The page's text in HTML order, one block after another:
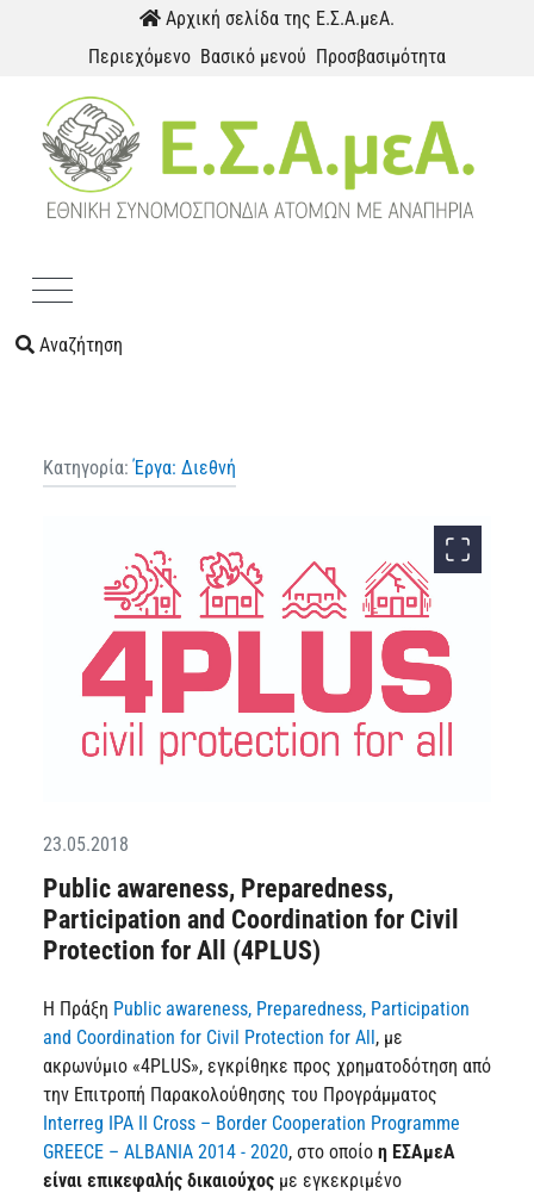
Παράκαμψη προς το περιεχόμενοΑρχική σελίδα της Ε.Σ.Α.μεΑ.
Περιεχόμενο Βασικό μενού Προσβασιμότητα
Αναζήτηση
Κατηγορία: Έργα: Διεθνή
23.05.2018
Public awareness, Preparedness,
Participation and Coordination for Civil
Protection for All (4PLUS)
Η Πράξη Public awareness, Preparedness, Participation
and Coordination for Civil Protection for All, με
ακρωνύμιο «4PLUS», εγκρίθηκε προς χρηματοδότηση από
την Επιτροπή Παρακολούθησης του Προγράμματος
Interreg IPA II Cross – Border Cooperation Programme
GREECE – ALBANIA 2014 - 2020, στο οποίο η ΕΣΑμεΑ
είναι επικεφαλής δικαιούχος με εγκεκριμένο